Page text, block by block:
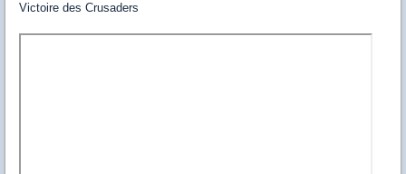
Victoire des Crusaders